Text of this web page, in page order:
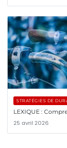
STRATÉGIES DE
LEXIQUE :
25 avril 2026